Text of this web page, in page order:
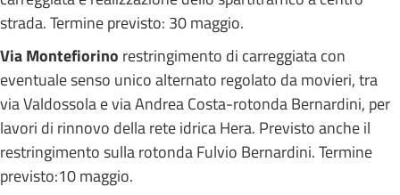
strada. Termine previsto: 30 maggio.
Via Montefiorino restringimento di carreggiata con
eventuale senso unico alternato regolato da movieri, tra
via Valdossola e via Andrea Costa-rotonda Bernardini, per
lavori di rinnovo della rete idrica Hera. Previsto anche il
restringimento sulla rotonda Fulvio Bernardini. Termine
previsto:10 maggio.